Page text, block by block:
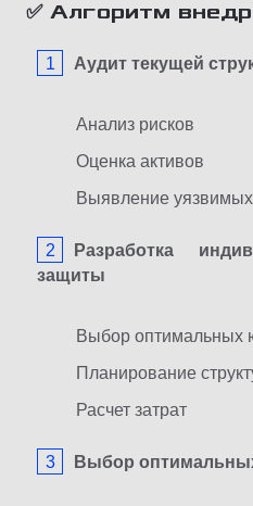
✅ Алгоритм
Аудит текущей
Анализ рисков
Оценка активов
Выявление
Разработка
защиты
Выбор оптимальных
Планирование
Расчет затрат
Выбор